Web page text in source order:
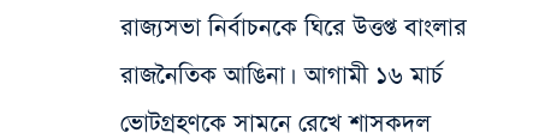
রাজ্যসভা নির্বাচনকে ঘিরে উত্তপ্ত বাংলার
রাজনৈতিক আঙিনা। আগামী ১৬ মার্চ
ভোটগ্রহণকে সামনে রেখে শাসকদল